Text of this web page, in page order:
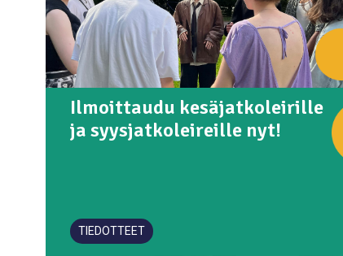
Ilmoittaudu kesäjatkoleirille
ja syysjatkoleireille nyt!
TIEDOTTEET